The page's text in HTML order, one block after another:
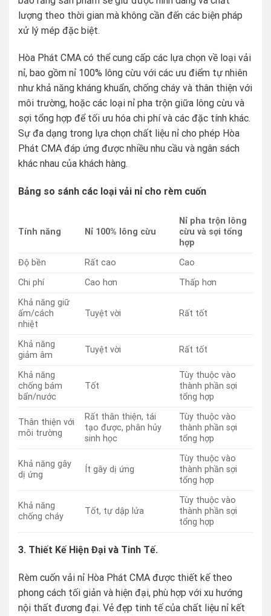
lượng theo thời gian mà không cần đến các biện pháp
xử lý mép đặc biệt.
Hòa Phát CMA có thể cung cấp các lựa chọn về loại vải
nỉ, bao gồm nỉ 100% lông cừu với các ưu điểm tự nhiên
như khả năng kháng khuẩn, chống cháy và thân thiện với
môi trường, hoặc các loại nỉ pha trộn giữa lông cừu và
sợi tổng hợp để tối ưu hóa chi phí và các đặc tính khác.
Sự đa dạng trong lựa chọn chất liệu nỉ cho phép Hòa
Phát CMA đáp ứng được nhiều nhu cầu và ngân sách
khác nhau của khách hàng.
Bảng so sánh các loại vải nỉ cho rèm cuốn
Tính năng Nỉ 100% lông cừu
Nỉ pha trộn lông
cừu và sợi tổng
hợp
Độ bền
Rất cao
Cao
Chi phí
Cao hơn
Thấp hơn
Khả năng giữ
ấm/cách
nhiệt
Tuyệt vời Rất tốt
Khả năng
giảm âm
Tuyệt vời Rất tốt
Khả năng
chống bám
bẩn/nước
Tốt
Tùy thuộc vào
thành phần sợi
tổng hợp
Thân thiện với
môi trường
Rất thân thiện, tái
tạo được, phân hủy
sinh học
Tùy thuộc vào
thành phần sợi
tổng hợp
Khả năng gây
dị ứng
Ít gây dị ứng
Tùy thuộc vào
thành phần sợi
tổng hợp
Khả năng
chống cháy
Tốt, tự dập lửa
Tùy thuộc vào
thành phần sợi
tổng hợp
3. Thiết Kế Hiện Đại và Tinh Tế.
Rèm cuốn vải nỉ Hòa Phát CMA được thiết kế theo
phong cách tối giản và hiện đại, phù hợp với xu hướng
nội thất đương đại. Vẻ đẹp tinh tế của chất liệu nỉ kết